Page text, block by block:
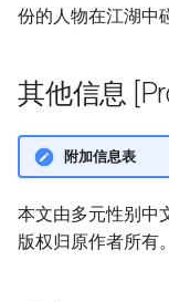
份的人物在江湖中
其他信息
附加信息表
本文由多元性别中
版权归原作者所有。